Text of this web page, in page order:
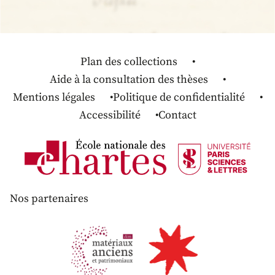
Plan des collections
Aide à la consultation des thèses
Mentions légales
Politique de confidentialité
Accessibilité
Contact
Nos partenaires